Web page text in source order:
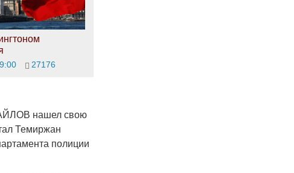
27176
нашел свою
Темиржан
полиции